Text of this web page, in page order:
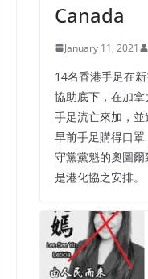
Canada
January 11, 2021
14名香港手足在
協助底下，在加
手足流亡來加，
早前手足購得口
守黨黨魁的奧圖
是港化協之安排。